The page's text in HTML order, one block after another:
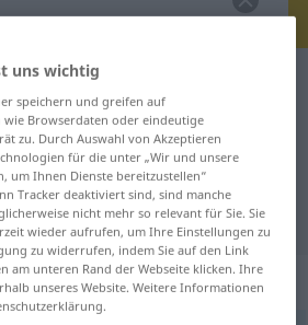
Wörterbuch
Übersetzung
Übersetzung
uns wichtig
speichern und greifen auf
wie Browserdaten oder eindeutige
zu. Durch Auswahl von Akzeptieren
für die unter „Wir und unsere
um Ihnen Dienste bereitzustellen“
Tracker deaktiviert sind, sind manche
nicht mehr so relevant für Sie. Sie
wieder aufrufen, um Ihre Einstellungen zu
zu widerrufen, indem Sie auf den Link
am unteren Rand der Webseite klicken. Ihre
unseres Website. Weitere Informationen